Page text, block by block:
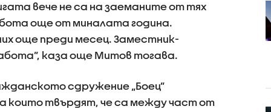
вече не са на заеманите от тях
още от миналата година.
още преди месец. Заместник-
каза още Митов тогава.
сдружение „Боец”
които твърдят, че са между част от